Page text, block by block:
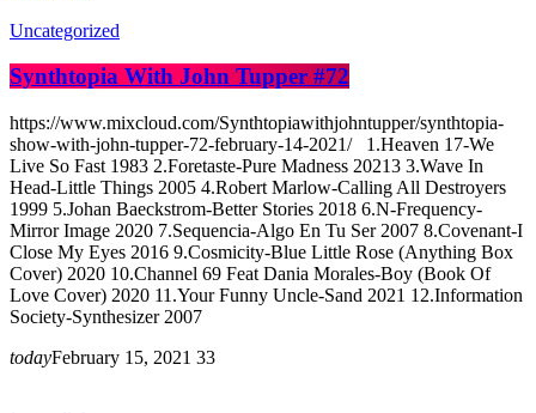
Uncategorized
Synthtopia With John Tupper #72
https://www.mixcloud.com/Synthtopiawithjohntupper/synthtopia-
show-with-john-tupper-72-february-14-2021/ 1.Heaven 17-We
Live So Fast 1983 2.Foretaste-Pure Madness 20213 3.Wave In
Head-Little Things 2005 4.Robert Marlow-Calling All Destroyers
1999 5.Johan Baeckstrom-Better Stories 2018 6.N-Frequency-
Mirror Image 2020 7.Sequencia-Algo En Tu Ser 2007 8.Covenant-I
Close My Eyes 2016 9.Cosmicity-Blue Little Rose (Anything Box
Cover) 2020 10.Channel 69 Feat Dania Morales-Boy (Book Of
Love Cover) 2020 11.Your Funny Uncle-Sand 2021 12.Information
Society-Synthesizer 2007
todayFebruary 15, 2021 33